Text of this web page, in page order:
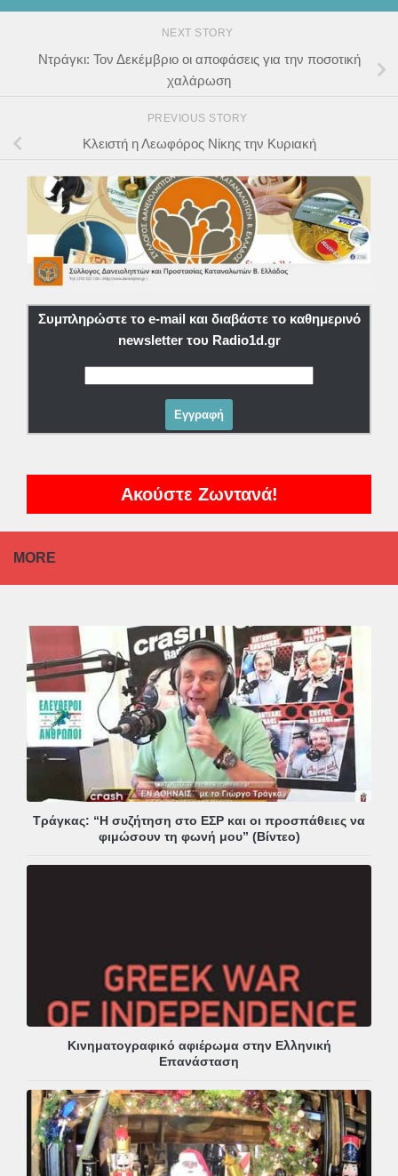
NEXT STORY
Ντράγκι: Τον Δεκέμβριο οι αποφάσεις για την ποσοτική
χαλάρωση
PREVIOUS STORY
Κλειστή η Λεωφόρος Νίκης την Κυριακή
Συμπληρώστε το e-mail και διαβάστε το καθημερινό
newsletter του Radio1d.gr
Ακούστε Ζωντανά!
MORE
Τράγκας: “Η συζήτηση στο ΕΣΡ και οι προσπάθειες να
φιμώσουν τη φωνή μου” (Βίντεο)
Κινηματογραφικό αφιέρωμα στην Ελληνική
Επανάσταση